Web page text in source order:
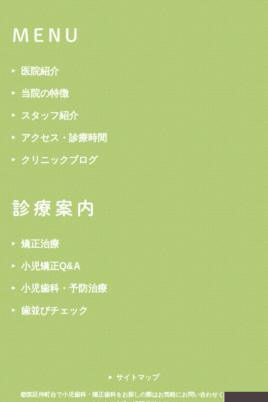
MENU
医院紹介
当院の特徴
スタッフ紹介
アクセス・診療時間
クリニックブログ
診療案内
矯正治療
小児矯正Q&A
小児歯科・予防治療
歯並びチェック
サイトマップ
都筑区仲町台で小児歯科・矯正歯科をお探しの際はお気軽にお問い合わせください。